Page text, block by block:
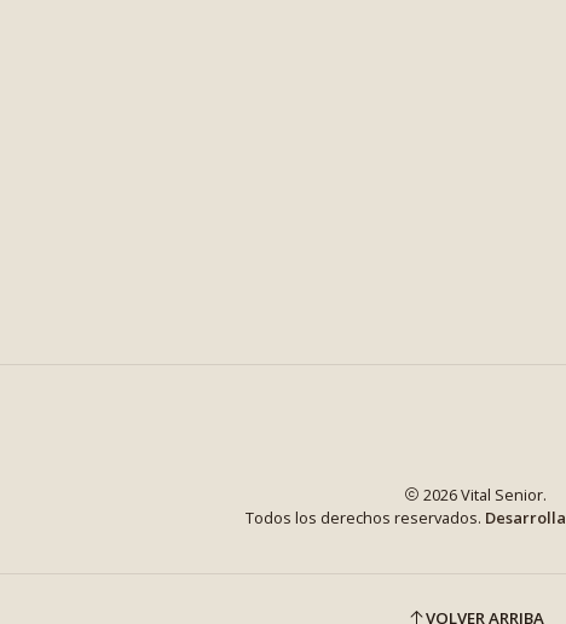
2026 Vital Senior.
Todos los derechos reservados.
VOLVER ARRIBA